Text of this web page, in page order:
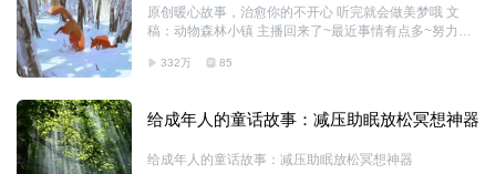
原创暖心故事，治愈你的不开心 听完就会做美梦哦 文
稿：动物森林小镇 主播回来了~最近事情有点多~努力保
332万 85
给成年人的童话故事：减压助眠放松冥想神器
给成年人的童话故事：减压助眠放松冥想神器